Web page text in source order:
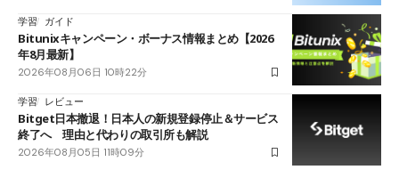
学習 ガイド
Bitunixキャンペーン・ボーナス情報まとめ【2026
年8月最新】
2026年08月06日 10時22分
学習 レビュー
Bitget日本撤退！日本人の新規登録停止＆サービス
終了へ 理由と代わりの取引所も解説
2026年08月05日 11時09分